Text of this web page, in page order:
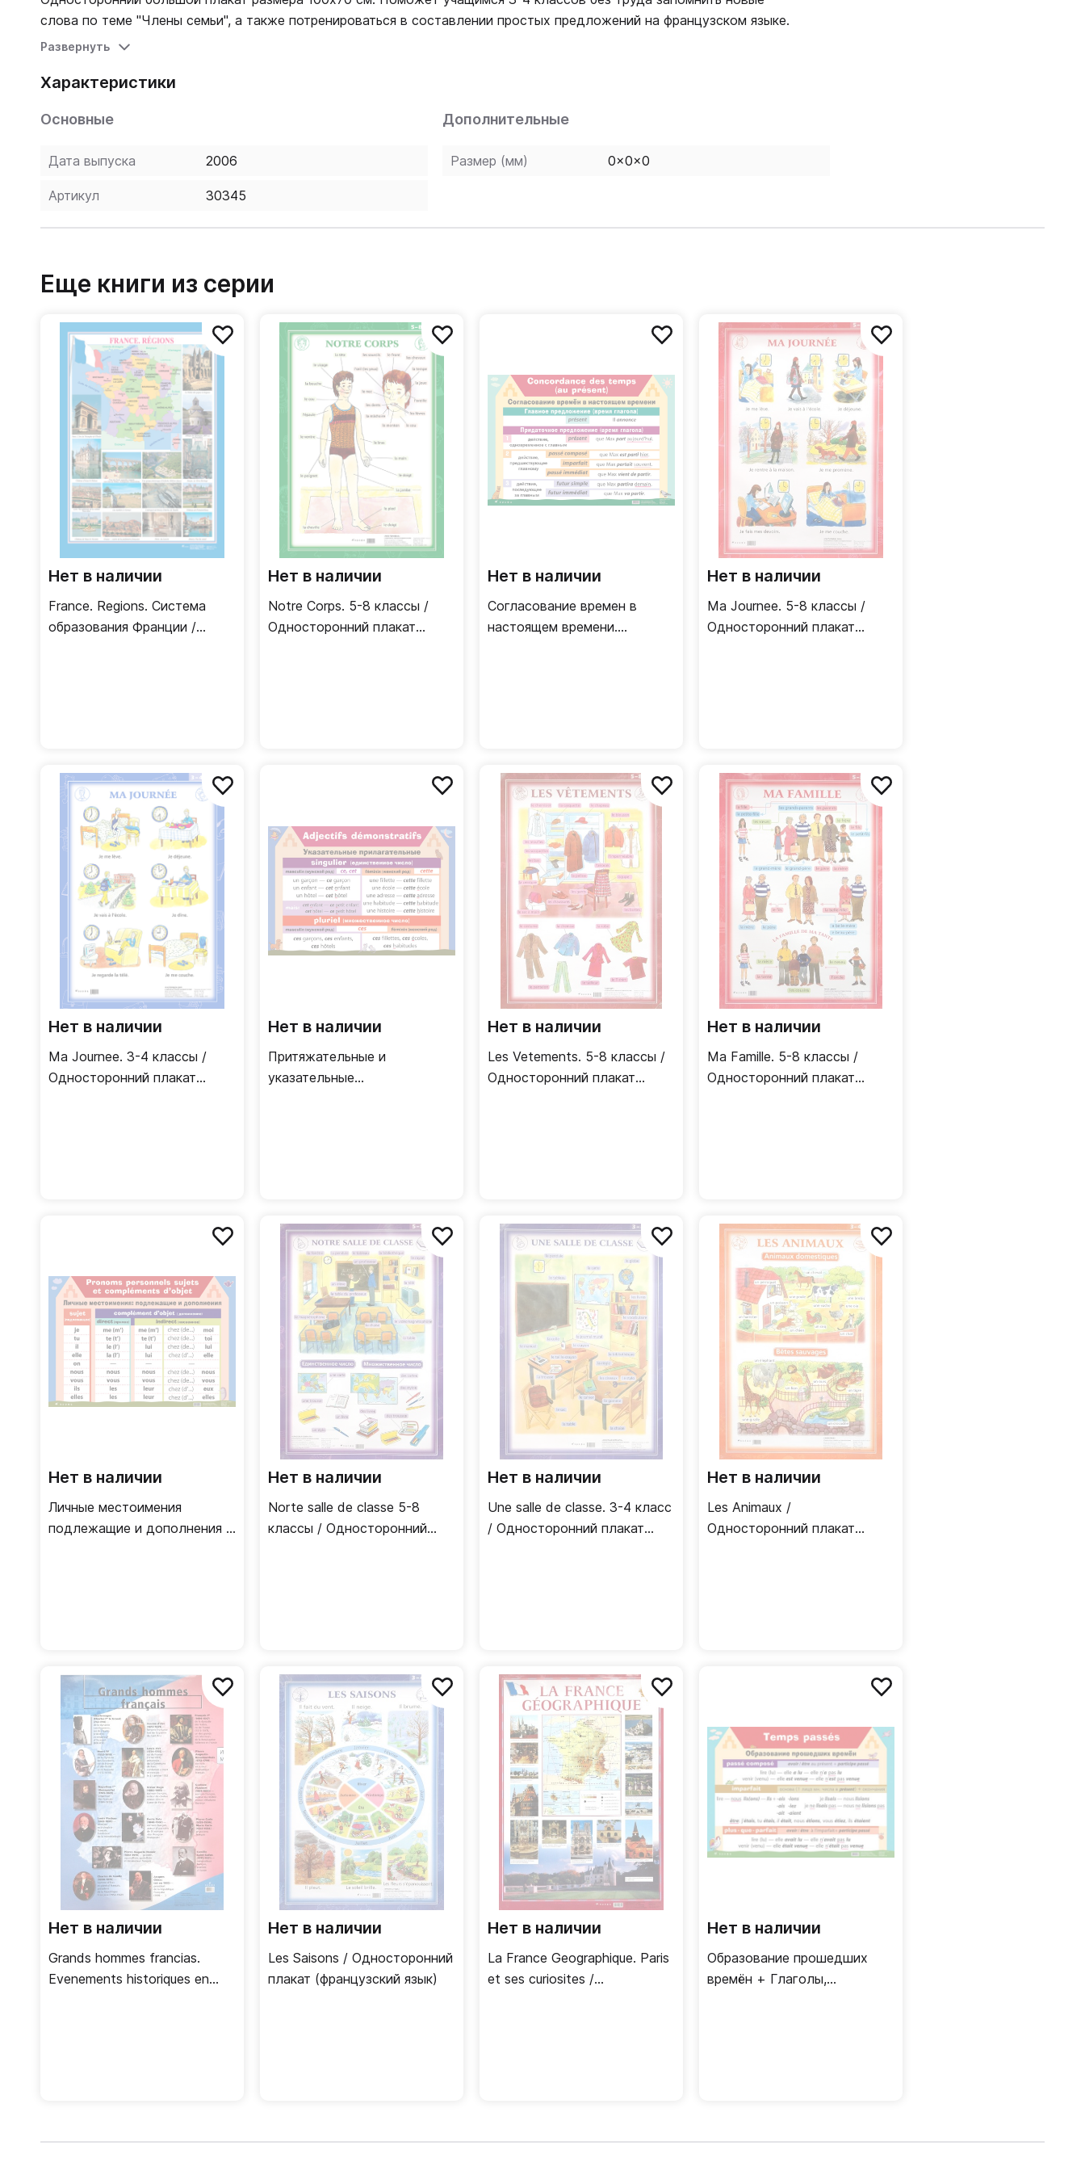
слова по теме "Члены семьи", а также потренироваться в составлении простых предложений на французском языке.
Развернуть
Характеристики
Основные
Дата выпуска 2006
Артикул 30345
Дополнительные
Размер (мм) 0x0x0
Еще книги из серии
Нет в наличии
France. Regions. Система
образования Франции /
Нет в наличии
Notre Corps. 5-8 классы /
Односторонний плакат
Нет в наличии
Согласование времен в
настоящем времени.
Нет в наличии
Ma Journee. 5-8 классы /
Односторонний плакат
Нет в наличии
Ma Journee. 3-4 классы /
Односторонний плакат
Нет в наличии
Притяжательные и
указательные
Нет в наличии
Les Vetements. 5-8 классы /
Односторонний плакат
Нет в наличии
Ma Famille. 5-8 классы /
Односторонний плакат
Нет в наличии
Личные местоимения
подлежащие и дополнения /
Нет в наличии
Norte salle de classe 5-8
классы / Односторонний
Нет в наличии
Une salle de classe. 3-4 класс
/ Односторонний плакат
Нет в наличии
Les Animaux /
Односторонний плакат
Нет в наличии
Grands hommes francias.
Evenements historiques en
Нет в наличии
Les Saisons / Односторонний
плакат (французский язык)
Нет в наличии
La France Geographique. Paris
et ses curiosites /
Нет в наличии
Образование прошедших
времён + Глаголы,